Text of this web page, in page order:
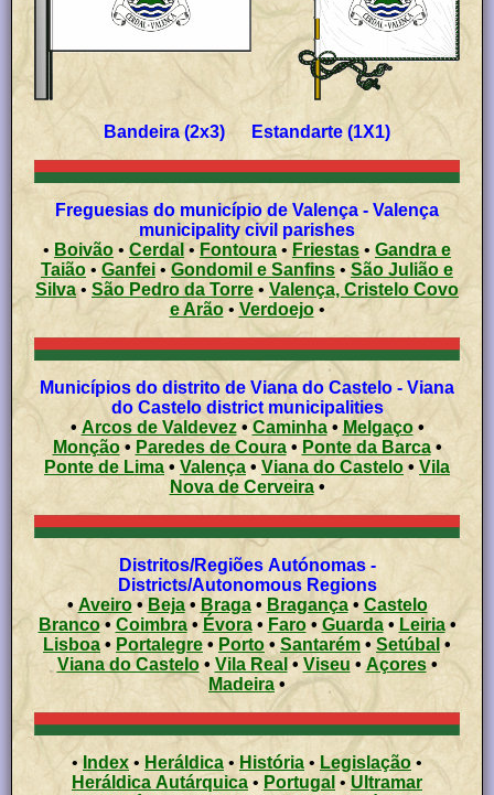
Bandeira (2x3) Estandarte (1X1)
Freguesias do município de Valença - Valença
municipality civil parishes
• Boivão • Cerdal • Fontoura • Friestas • Gandra e
Taião • Ganfei• Gondomil e Sanfins • São Julião e
Silva• São Pedro da Torre•Valença, Cristelo Covo
e Arão• Verdoejo•
Municípios do distrito de Viana do Castelo - Viana
do Castelo district municipalities
• Arcos de Valdevez•Caminha• Melgaço•
Monção• Paredes de Coura• Ponte da Barca•
Ponte de Lima • Valença • Viana do Castelo • Vila
Nova de Cerveira•
Distritos/Regiões Autónomas -
Districts/Autonomous Regions
•Aveiro• Beja• Braga• Bragança•Castelo
Branco• Coimbra• Évora• Faro• Guarda• Leiria•
Lisboa • Portalegre • Porto • Santarém • Setúbal •
Viana do Castelo• Vila Real• Viseu • Açores •
Madeira •
• Index • Heráldica • História • Legislação •
Heráldica Autárquica • Portugal •Ultramar